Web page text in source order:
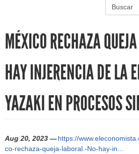
MÉXICO RECHAZA
HAY INJERENCIA DE LA
YAZAKI EN PROCESOS
Aug 20, 2023 —https://
co-rechaza-queja-laboral.-No-hay-in…
S
e
a
r
c
f
u
c
a